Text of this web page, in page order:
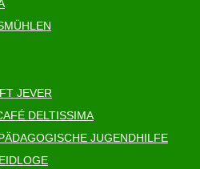
JEVER
DELTISSIMA
JUGENDHILFE